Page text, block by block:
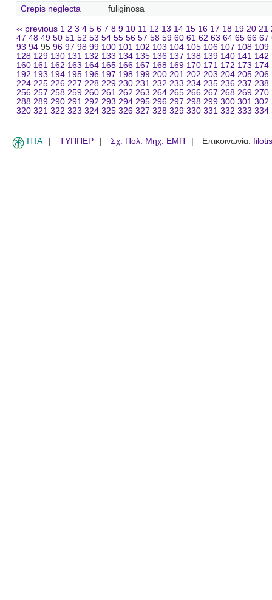
Crepis neglecta
fuliginosa
‹‹ previous 1 2 3 4 5 6 7 8 9 10 11 12 13 14 15 16 17 18 19 20 21
47 48 49 50 51 52 53 54 55 56 57 58 59 60 61 62 63 64 65 66 67
93 94 95 96 97 98 99 100 101 102 103 104 105 106 107 108 109
128 129 130 131 132 133 134 135 136 137 138 139 140 141 142
160 161 162 163 164 165 166 167 168 169 170 171 172 173 174
192 193 194 195 196 197 198 199 200 201 202 203 204 205 206
224 225 226 227 228 229 230 231 232 233 234 235 236 237 238
256 257 258 259 260 261 262 263 264 265 266 267 268 269 270
288 289 290 291 292 293 294 295 296 297 298 299 300 301 302
320 321 322 323 324 325 326 327 328 329 330 331 332 333 334
ITIA ΤΥΠΠΕΡ Σχ. Πολ. Μηχ. ΕΜΠ Επικοινωνία: